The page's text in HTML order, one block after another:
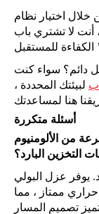
خلال اختيار نظام
لا تشتري باب
دائم؟ سواء كنت
لبيئتك المحددة ،
أسئلة متكررة
من الألومنيوم
التخزين البارد؟
يوفر عزل البولي
حراري ممتاز ، مما
تصميم المسار